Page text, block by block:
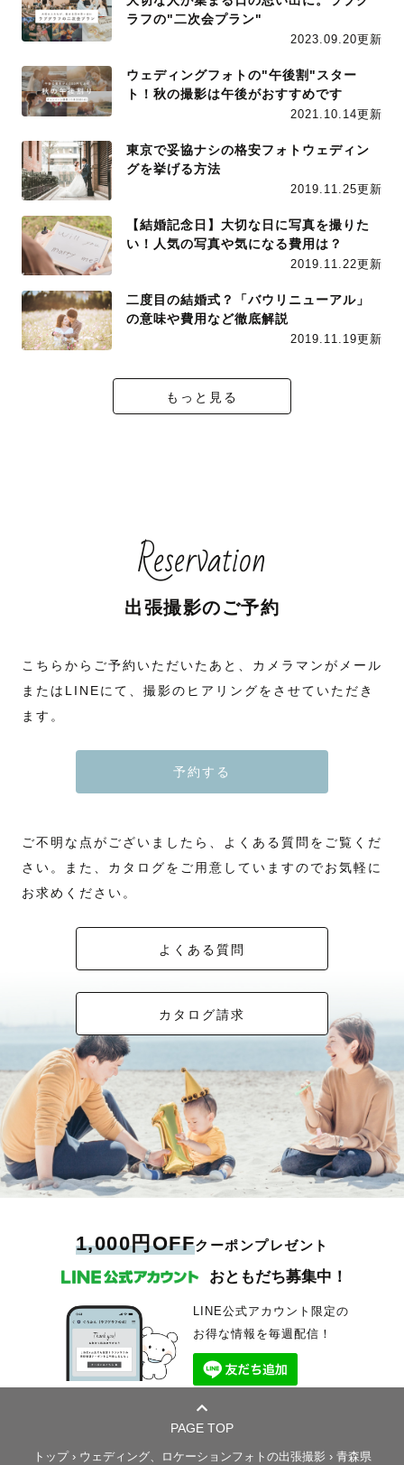
ラフの"二次会プラン"
2023.09.20更新
ウェディングフォトの"午後割"スター
ト！秋の撮影は午後がおすすめです
2021.10.14更新
東京で妥協ナシの格安フォトウェディン
グを挙げる方法
2019.11.25更新
【結婚記念日】大切な日に写真を撮りた
い！人気の写真や気になる費用は？
2019.11.22更新
二度目の結婚式？「バウリニューアル」
の意味や費用など徹底解説
2019.11.19更新
もっと見る
Reservation
出張撮影のご予約
こちらからご予約いただいたあと、カメラマンがメール
またはLINEにて、撮影のヒアリングをさせていただき
ます。
予約する
ご不明な点がございましたら、よくある質問をご覧くだ
さい。また、カタログをご用意していますのでお気軽に
お求めください。
よくある質問
カタログ請求
1,000円OFFクーポンプレゼント
おともだち募集中！
LINE公式アカウント限定の
お得な情報を毎週配信！
PAGE TOP
トップ› ウェディング、ロケーションフォトの出張撮影 › 青森県